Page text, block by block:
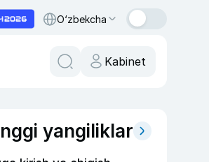
O‘zbekcha
Kabinet
yangiliklar